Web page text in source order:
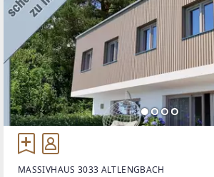
MASSIVHAUS 3033 ALTLENGBACH